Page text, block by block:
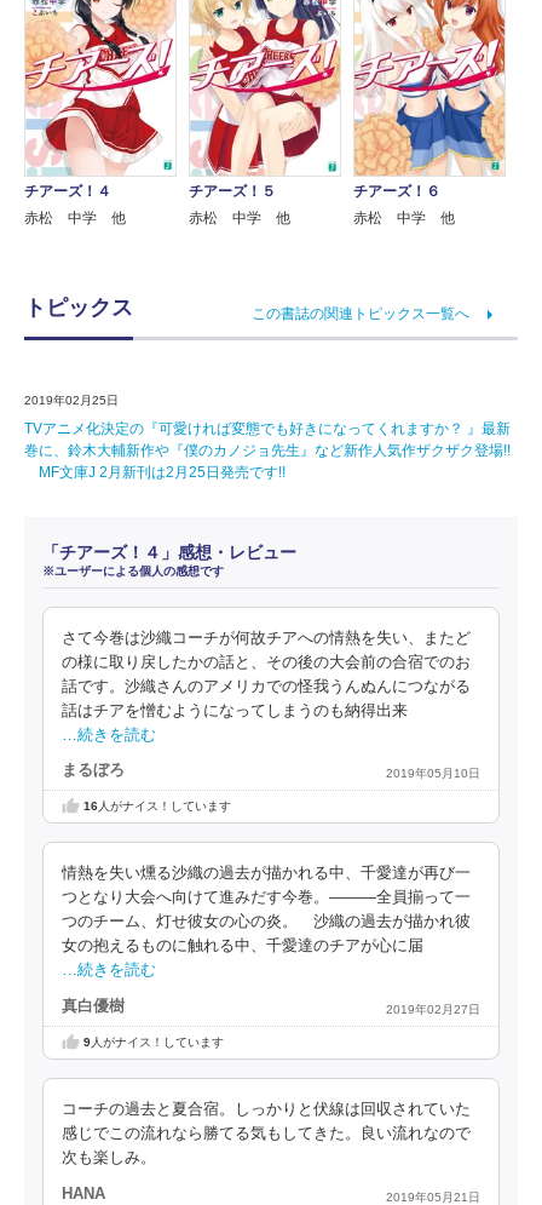
チアーズ！４
赤松 中学 他
チアーズ！５
赤松 中学 他
チアーズ！６
赤松 中学 他
トピックス この書誌の関連トピックス一覧へ
2019年02月25日
TVアニメ化決定の『可愛ければ変態でも好きになってくれますか？ 』最新
巻に、鈴木大輔新作や『僕のカノジョ先生』など新作人気作ザクザク登場!!
MF文庫J 2月新刊は2月25日発売です!!
「チアーズ！４」感想・レビュー
※ユーザーによる個人の感想です
さて今巻は沙織コーチが何故チアへの情熱を失い、またど
の様に取り戻したかの話と、その後の大会前の合宿でのお
話です。沙織さんのアメリカでの怪我うんぬんにつながる
話はチアを憎むようになってしまうのも納得出来
…続きを読む
まるぼろ 2019年05月10日
16人がナイス！しています
情熱を失い燻る沙織の過去が描かれる中、千愛達が再び一
つとなり大会へ向けて進みだす今巻。―――全員揃って一
つのチーム、灯せ彼女の心の炎。 沙織の過去が描かれ彼
女の抱えるものに触れる中、千愛達のチアが心に届
…続きを読む
真白優樹 2019年02月27日
9人がナイス！しています
コーチの過去と夏合宿。しっかりと伏線は回収されていた
感じでこの流れなら勝てる気もしてきた。良い流れなので
次も楽しみ。
HANA 2019年05月21日